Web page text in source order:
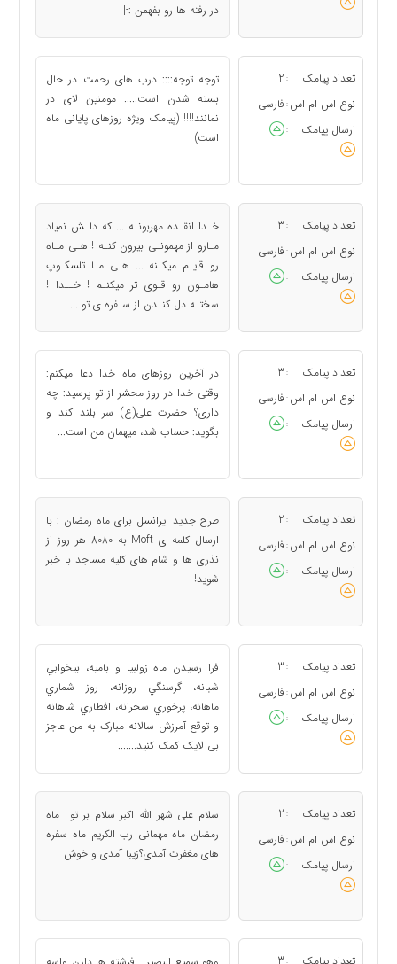
در رفته ها رو بفهمن :-|
تعداد پیامک :
2
نوع اس ام اس : فارسی
ارسال پیامک
:
توجه توجه:::: درب های رحمت در حال
بسته شدن است..... مومنین لای در
نمانند!!!! (پیامک ویژه روزهای پایانی ماه
است)
تعداد پیامک :
3
نوع اس ام اس : فارسی
ارسال پیامک
:
خـدا انقـده مهربونـه ... که دلـش نمیاد
مـارو از مهمونـی بیرون کنـه ! هـی مـاه
رو قایـم میکـنه ... هـی مـا تلسکـوپ
هامـون رو قـوی تر میکنـم ! خــدا !
سختـه دل کنـدن از سـفره ی تو ...
تعداد پیامک :
3
نوع اس ام اس : فارسی
ارسال پیامک
:
در آخرین روزهای ماه خدا دعا میکنم:
وقتی خدا در روز محشر از تو پرسید: چه
داری؟ حضرت علی‏(ع‏)‏ سر بلند کند و
بگوید: حساب شد، میهمان من است...
تعداد پیامک :
2
نوع اس ام اس : فارسی
ارسال پیامک
:
طرح جدید ایرانسل برای ماه رمضان : با
ارسال کلمه ی Moft به 8080 هر روز از
نذری ها و شام های کلیه مساجد با خبر
شوید!
تعداد پیامک :
3
نوع اس ام اس : فارسی
ارسال پیامک
:
فرا رسيدن ماه زولبيا و باميه، بيخوابي
شبانه، گرسنگي روزانه، روز شماري
ماهانه، پرخوري سحرانه، افطاري شاهانه
و توقع آمرزش سالانه مبارک به من عاجز
بی لایک کمک کنید.......
تعداد پیامک :
2
نوع اس ام اس : فارسی
ارسال پیامک
:
سلام علی شهر الله اکبر سلام بر تو ماه
رمضان ماه مهمانی رب الکریم ماه سفره
های مغفرت آمدی؟زیبا آمدی و خوش
: